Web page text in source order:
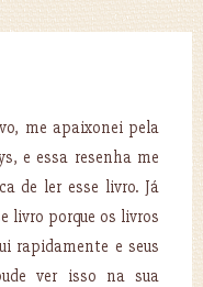
me apaixonei pela
e essa resenha me
de ler esse livro. Já
livro porque os livros
rapidamente e seus
ver isso na sua